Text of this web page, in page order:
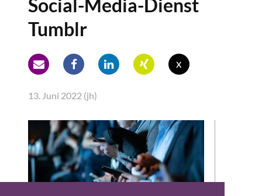
Social-Media-Dienst
Tumblr
x
13. Juni 2022 (jh)